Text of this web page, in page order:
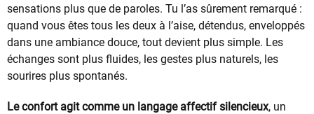
sensations plus que de paroles. Tu l’as sûrement remarqué :
quand vous êtes tous les deux à l’aise, détendus, enveloppés
dans une ambiance douce, tout devient plus simple. Les
échanges sont plus fluides, les gestes plus naturels, les
sourires plus spontanés.
Le confort agit comme un langage affectif silencieux, un